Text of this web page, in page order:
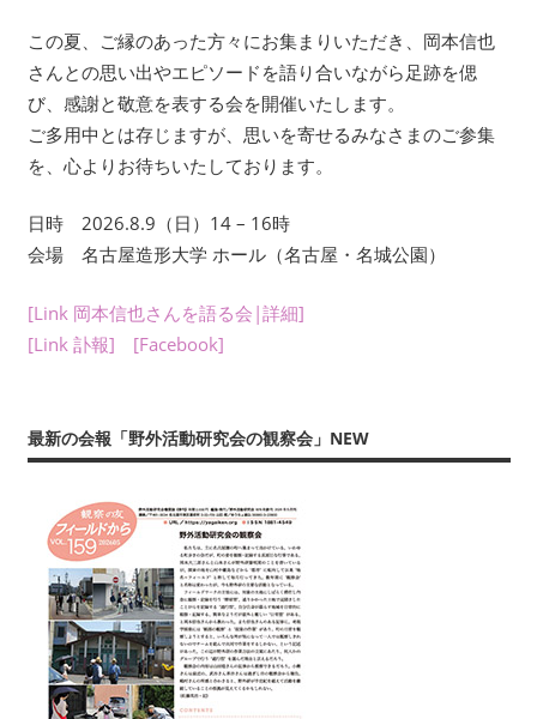
ら：
観
察
の
友』
書
籍、
発
表・
示、
ク
ッ
プ・
講
演
（講
義）
な
この夏、ご縁のあった方々にお集まりいただき、岡本信也
さんとの思い出やエピソードを語り合いながら足跡を偲
び、感謝と敬意を表する会を開催いたします。
ご多用中とは存じますが、思いを寄せるみなさまのご参集
を、心よりお待ちいたしております。
日時 2026.8.9（日）14 – 16時
会場 名古屋造形大学 ホール（名古屋・名城公園）
[Link 岡本信也さんを語る会|詳細]
[Link 訃報]
[Facebook]
最新の会報「野外活動研究会の観察会」NEW